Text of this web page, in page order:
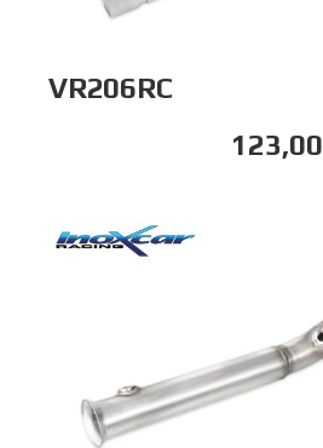
VR206RC
123,00